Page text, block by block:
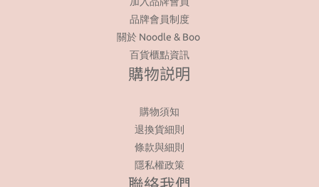
品牌會員制度
關於 Noodle & Boo
百貨櫃點資訊
購物説明
購物須知
退換貨細則
條款與細則
隱私權政策